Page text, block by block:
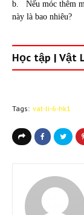
b.
Nếu móc thêm
này là bao nhiêu?
Học tập | Vật
Tags: vat-li-6-hk1